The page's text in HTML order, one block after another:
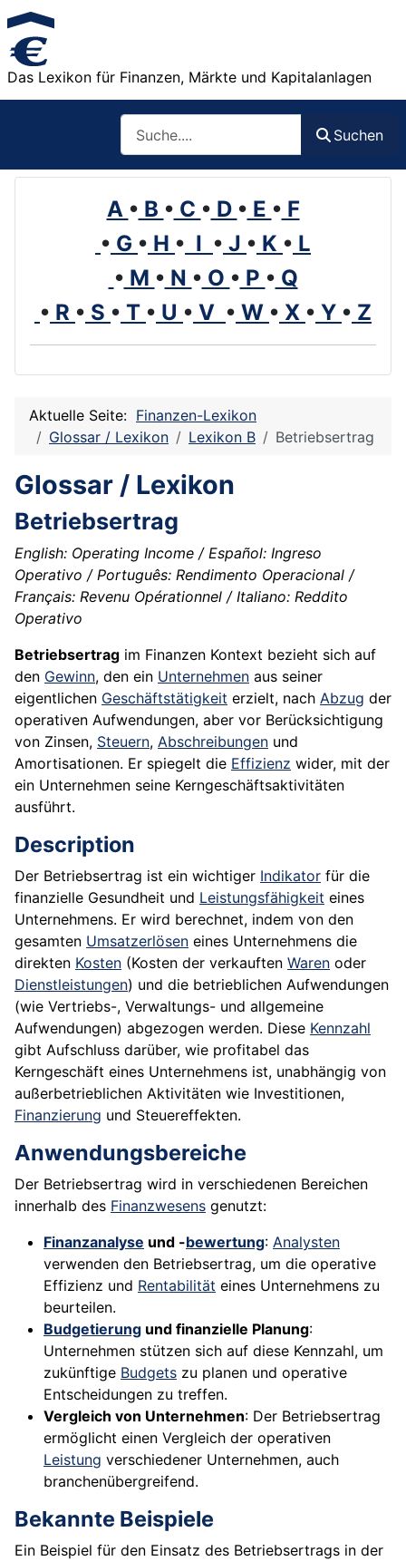
Das Lexikon für Finanzen, Märkte und Kapitalanlagen
Suchen
A • B • C • D • E • F
• G • H • I • J • K • L
• M • N • O • P • Q
• R • S • T • U • V • W • X • Y • Z
Aktuelle Seite: Finanzen-Lexikon
Glossar / Lexikon
Lexikon B Betriebsertrag
Glossar / Lexikon
Betriebsertrag
English: Operating Income / Español: Ingreso
Operativo / Português: Rendimento Operacional /
Français: Revenu Opérationnel / Italiano: Reddito
Operativo
Betriebsertrag im Finanzen Kontext bezieht sich auf
den Gewinn, den ein Unternehmen aus seiner
eigentlichen Geschäftstätigkeit erzielt, nach Abzug der
operativen Aufwendungen, aber vor Berücksichtigung
von Zinsen, Steuern, Abschreibungen und
Amortisationen. Er spiegelt die Effizienz wider, mit der
ein Unternehmen seine Kerngeschäftsaktivitäten
ausführt.
Description
Der Betriebsertrag ist ein wichtiger Indikator für die
finanzielle Gesundheit und Leistungsfähigkeit eines
Unternehmens. Er wird berechnet, indem von den
gesamten Umsatzerlösen eines Unternehmens die
direkten Kosten (Kosten der verkauften Waren oder
Dienstleistungen) und die betrieblichen Aufwendungen
(wie Vertriebs-, Verwaltungs- und allgemeine
Aufwendungen) abgezogen werden. Diese Kennzahl
gibt Aufschluss darüber, wie profitabel das
Kerngeschäft eines Unternehmens ist, unabhängig von
außerbetrieblichen Aktivitäten wie Investitionen,
Finanzierung und Steuereffekten.
Anwendungsbereiche
Der Betriebsertrag wird in verschiedenen Bereichen
innerhalb des Finanzwesens genutzt:
Finanzanalyse und -bewertung: Analysten
verwenden den Betriebsertrag, um die operative
Effizienz und Rentabilität eines Unternehmens zu
beurteilen.
Budgetierung und finanzielle Planung:
Unternehmen stützen sich auf diese Kennzahl, um
zukünftige Budgets zu planen und operative
Entscheidungen zu treffen.
Vergleich von Unternehmen: Der Betriebsertrag
ermöglicht einen Vergleich der operativen
Leistung verschiedener Unternehmen, auch
branchenübergreifend.
Bekannte Beispiele
Ein Beispiel für den Einsatz des Betriebsertrags in der